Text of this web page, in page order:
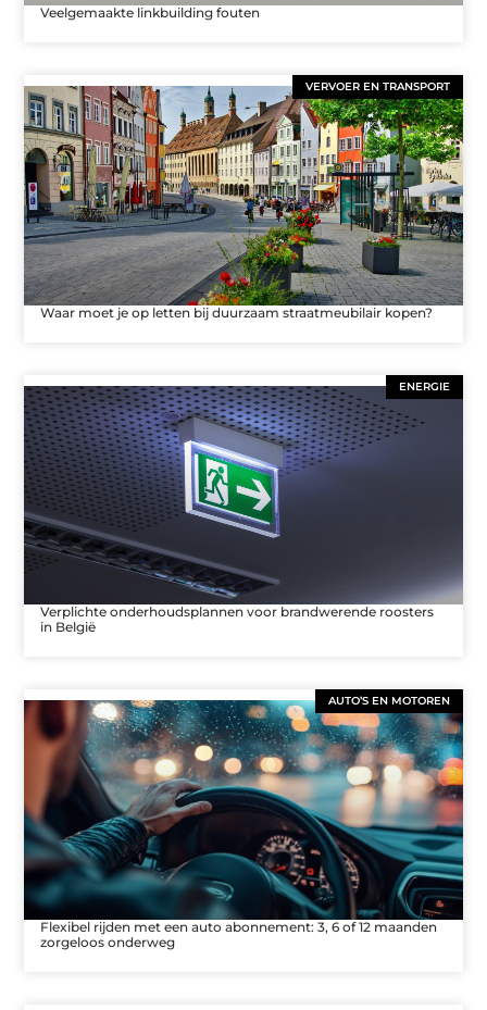
Veelgemaakte linkbuilding fouten
VERVOER EN TRANSPORT
Waar moet je op letten bij duurzaam straatmeubilair kopen?
ENERGIE
Verplichte onderhoudsplannen voor brandwerende roosters
in België
AUTO’S EN MOTOREN
Flexibel rijden met een auto abonnement: 3, 6 of 12 maanden
zorgeloos onderweg